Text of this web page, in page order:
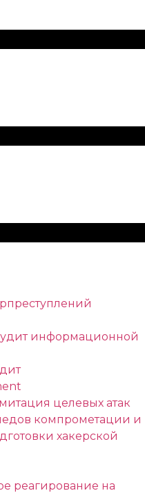
информационной
целевых атак
компрометации и
хакерской
реагирование на